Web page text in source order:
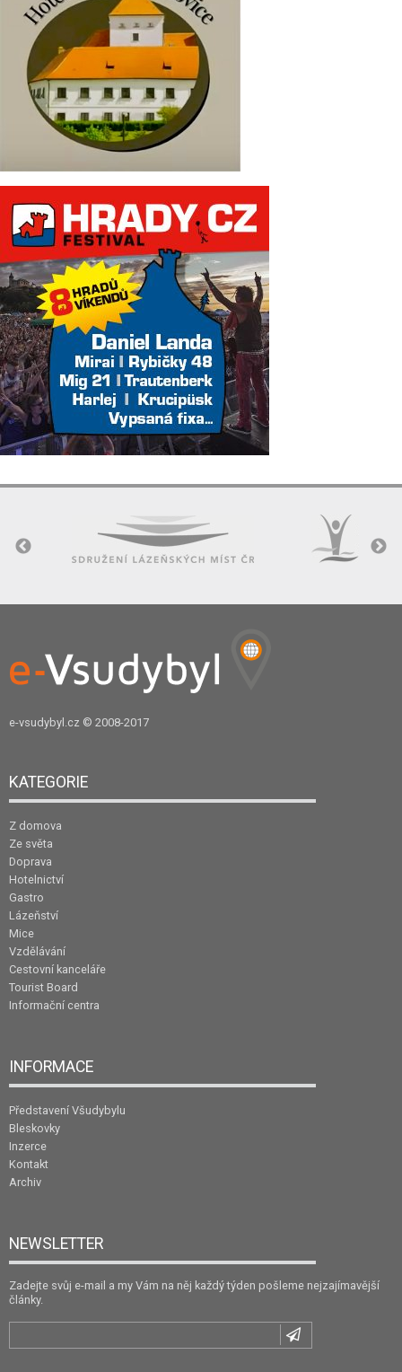
e-vsudybyl.cz © 2008-2017
KATEGORIE
Z domova
Ze světa
Doprava
Hotelnictví
Gastro
Lázeňství
Mice
Vzdělávání
Cestovní kanceláře
Tourist Board
Informační centra
INFORMACE
Představení Všudybylu
Bleskovky
Inzerce
Kontakt
Archiv
NEWSLETTER
Zadejte svůj e-mail a my Vám na něj každý týden pošleme nejzajímavější
články.